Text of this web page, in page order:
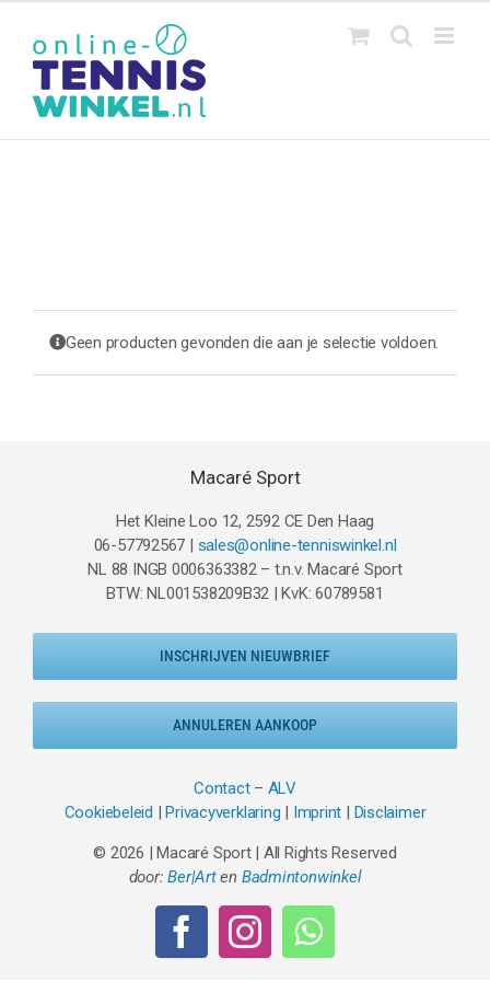
inhoud
Geen producten gevonden die aan je selectie voldoen.
Macaré Sport
Het Kleine Loo 12, 2592 CE Den Haag
06-57792567 | sales@online-tenniswinkel.nl
NL 88 INGB 0006363382 – t.n.v. Macaré Sport
BTW: NL001538209B32 | KvK: 60789581
INSCHRIJVEN NIEUWBRIEF
ANNULEREN AANKOOP
Contact– ALV
Cookiebeleid |Privacyverklaring | Imprint | Disclaimer
© 2026 | Macaré Sport | All Rights Reserved
door:Ber|Arten Badmintonwinkel